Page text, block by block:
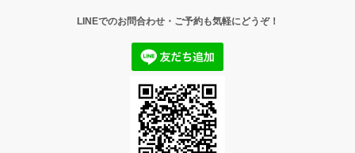
LINEでのお問合わせ・ご予約も気軽にどうぞ！